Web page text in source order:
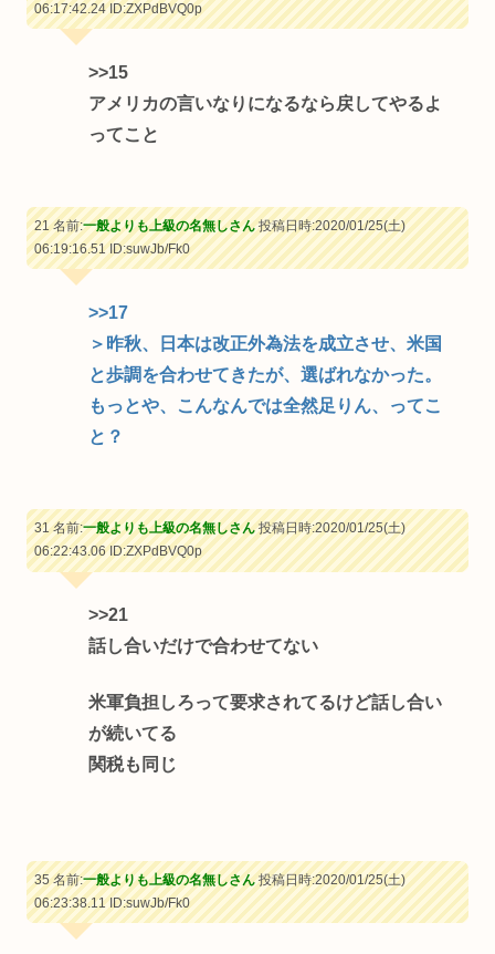
06:17:42.24ID:ZXPdBVQ0p
>>15
アメリカの言いなりになるなら戻してやるよ
ってこと
21 名前:一般よりも上級の名無しさん投稿日時:2020/01/25(土)
06:19:16.51ID:suwJb/Fk0
>>17
＞昨秋、日本は改正外為法を成立させ、米国
と歩調を合わせてきたが、選ばれなかった。
もっとや、こんなんでは全然足りん、ってこ
と？
31 名前:一般よりも上級の名無しさん投稿日時:2020/01/25(土)
06:22:43.06ID:ZXPdBVQ0p
>>21
話し合いだけで合わせてない
米軍負担しろって要求されてるけど話し合い
が続いてる
関税も同じ
35 名前:一般よりも上級の名無しさん投稿日時:2020/01/25(土)
06:23:38.11ID:suwJb/Fk0